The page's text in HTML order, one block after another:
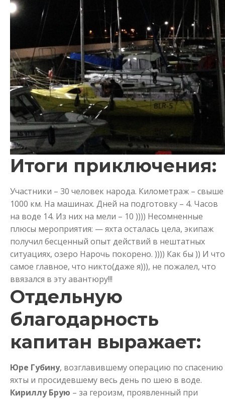
Итоги приключения:
Участники – 30 человек народа. Километраж – свыше
1000 км. На машинах. Дней на подготовку – 4. Часов
на воде 14. Из них на мели – 10 )))) Несомненные
плюсы мероприятия: — яхта осталась цела, экипаж
получил бесценный опыт действий в нештатных
ситуациях, озеро Нарочь покорено. )))) Как бы )) И что
самое главное, что никто(даже я))), не пожалел, что
ввязался в эту авантюру!!!
Отдельную
благодарность
капитан выражает:
Юре Губину, возглавившему операцию по спасению
яхты и просидевшему весь день по шею в воде.
Кириллу Брую – за героизм, проявленный при